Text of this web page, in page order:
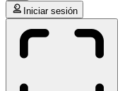
Iniciar sesión